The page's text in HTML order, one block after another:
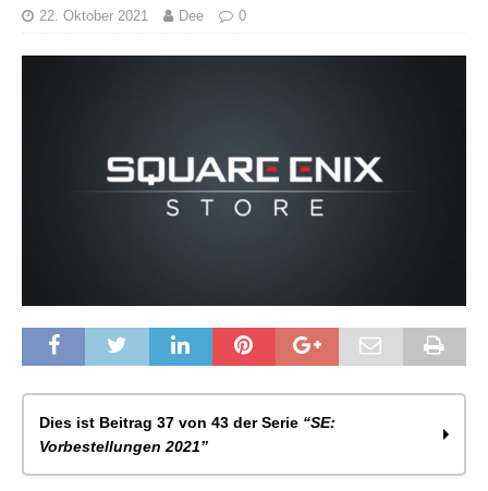
22. Oktober 2021 Dee 0
Dies ist Beitrag 37 von 43 der Serie “SE:
Vorbestellungen 2021”